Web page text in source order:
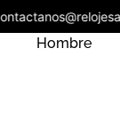
Hombre